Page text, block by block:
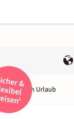
el Sheikh Urlaub